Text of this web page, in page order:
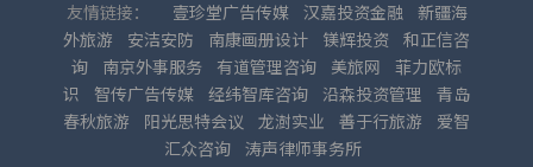
友情链接： 壹珍堂广告传媒 汉嘉投资金融
新疆海
外旅游
安洁安防 南康画册设计 镁辉投资 和正信咨
询
南京外事服务 有道管理咨询 美旅网
菲力欧标
识
智传广告传媒 经纬智库咨询 沿森投资管理
青岛
春秋旅游
阳光思特会议 龙澍实业 善于行旅游
爱智
汇众咨询 涛声律师事务所